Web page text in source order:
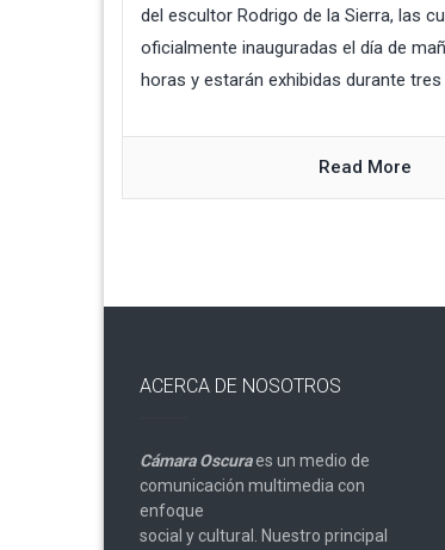
del escultor Rodrigo de la Sierra, las
oficialmente inauguradas el día de
horas y estarán exhibidas durante tres
Read More
ACERCA DE NOSOTROS
Cámara Oscuraes un medio de
comunicación multimedia con
enfoque
social y cultural. Nuestro principal